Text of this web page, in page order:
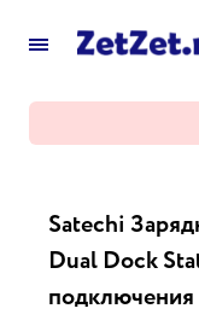
Satechi
Dual Dock